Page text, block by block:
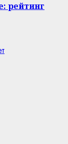
рейтинг